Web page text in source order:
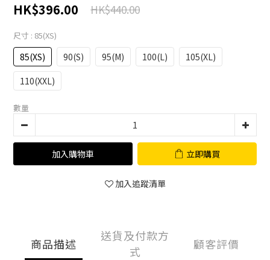
HK$396.00 HK$440.00
尺寸 : 85(XS)
85(XS) 90(S) 95(M) 100(L)
105(XL)
110(XXL)
數量
加入購物車 立即購買
加入追蹤清單
商品描述
送貨及付款方
式
顧客評價